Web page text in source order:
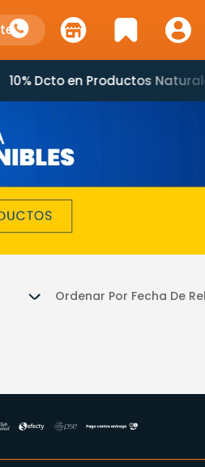
10% Dcto en Productos
Ordenar Por Fecha De